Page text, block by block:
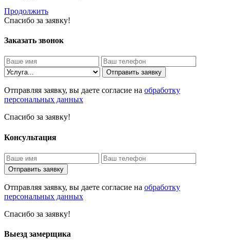
Продолжить
Спасибо за заявку!
Заказать звонок
Отправить заявку
Отправляя заявку, вы даете согласие на обработку
персональных данных
Спасибо за заявку!
Консультация
Отправить заявку
Отправляя заявку, вы даете согласие на обработку
персональных данных
Спасибо за заявку!
Выезд замерщика